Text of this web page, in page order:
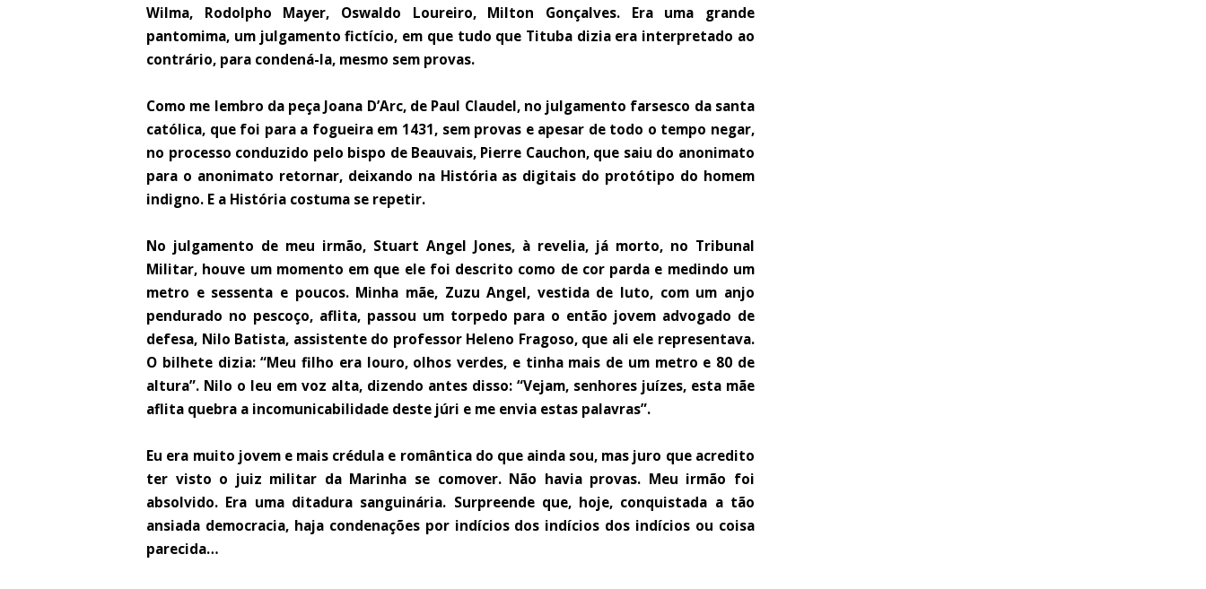
Wilma, Rodolpho Mayer, Oswaldo Loureiro, Milton Gonçalves. Era uma grande
pantomima, um julgamento fictício, em que tudo que Tituba dizia era interpretado ao
contrário, para condená-la, mesmo sem provas.
Como me lembro da peça Joana D’Arc, de Paul Claudel, no julgamento farsesco da santa
católica, que foi para a fogueira em 1431, sem provas e apesar de todo o tempo negar,
no processo conduzido pelo bispo de Beauvais, Pierre Cauchon, que saiu do anonimato
para o anonimato retornar, deixando na História as digitais do protótipo do homem
indigno. E a História costuma se repetir.
No julgamento de meu irmão, Stuart Angel Jones, à revelia, já morto, no Tribunal
Militar, houve um momento em que ele foi descrito como de cor parda e medindo um
metro e sessenta e poucos. Minha mãe, Zuzu Angel, vestida de luto, com um anjo
pendurado no pescoço, aflita, passou um torpedo para o então jovem advogado de
defesa, Nilo Batista, assistente do professor Heleno Fragoso, que ali ele representava.
O bilhete dizia: “Meu filho era louro, olhos verdes, e tinha mais de um metro e 80 de
altura”. Nilo o leu em voz alta, dizendo antes disso: “Vejam, senhores juízes, esta mãe
aflita quebra a incomunicabilidade deste júri e me envia estas palavras”.
Eu era muito jovem e mais crédula e romântica do que ainda sou, mas juro que acredito
ter visto o juiz militar da Marinha se comover. Não havia provas. Meu irmão foi
absolvido. Era uma ditadura sanguinária. Surpreende que, hoje, conquistada a tão
ansiada democracia, haja condenações por indícios dos indícios dos indícios ou coisa
parecida…